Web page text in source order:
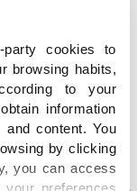
cookies to
browsing habits,
to your
information
content. You
by clicking
you can access
your preferences
abril
2022
marzo
2022
febrero
2022
enero
2022